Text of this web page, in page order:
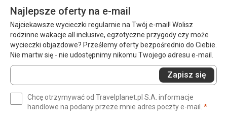
Najlepsze oferty na e-mail
Najciekawsze wycieczki regularnie na Twój e-mail! Wolisz
rodzinne wakacje all inclusive, egzotyczne przygody czy może
wycieczki objazdowe? Prześlemy oferty bezpośrednio do Ciebie.
Nie martw się - nie udostępnimy nikomu Twojego adresu e-mail.
Wprowadź
swój
(wymagane)
Zapisz się
Chcę otrzymywać od Travelplanet.pl S.A. informacje
handlowe na podany przeze mnie adres poczty e-mail. *